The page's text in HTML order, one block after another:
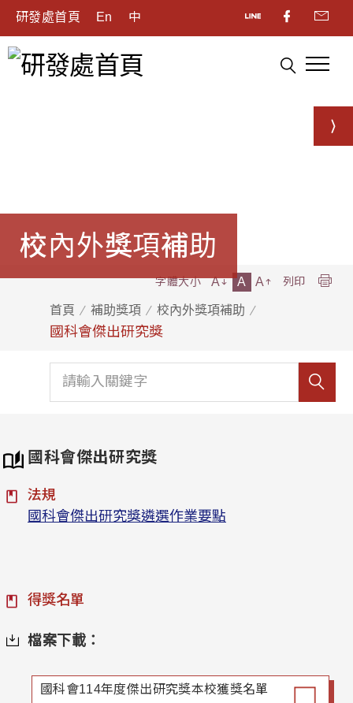
研發處首頁 En 中
校內外獎項補助
首頁 補助獎項 校內外獎項補助
國科會傑出研究獎
字體大小 A A A 列印
國科會傑出研究獎
法規
國科會傑出研究獎遴選作業要點
得獎名單
檔案下載：
國科會114年度傑出研究獎本校獲獎名單